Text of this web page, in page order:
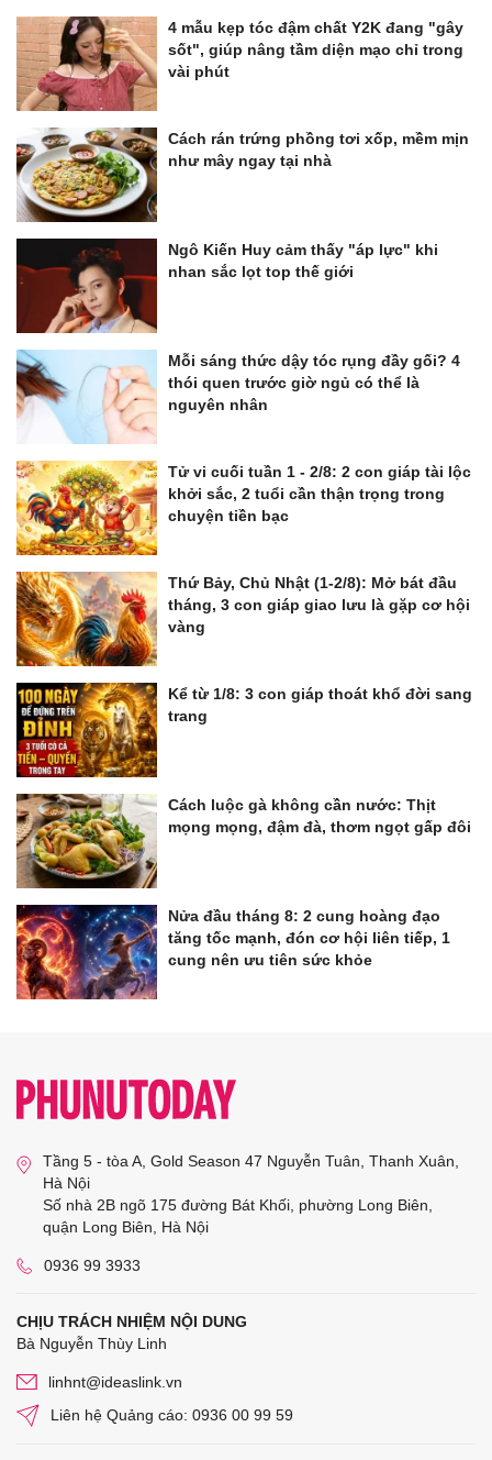
4 mẫu kẹp tóc đậm chất Y2K đang "gây
sốt", giúp nâng tầm diện mạo chỉ trong
vài phút
Cách rán trứng phồng tơi xốp, mềm mịn
như mây ngay tại nhà
Ngô Kiến Huy cảm thấy "áp lực" khi
nhan sắc lọt top thế giới
Mỗi sáng thức dậy tóc rụng đầy gối? 4
thói quen trước giờ ngủ có thể là
nguyên nhân
Tử vi cuối tuần 1 - 2/8: 2 con giáp tài lộc
khởi sắc, 2 tuổi cần thận trọng trong
chuyện tiền bạc
Thứ Bảy, Chủ Nhật (1-2/8): Mở bát đầu
tháng, 3 con giáp giao lưu là gặp cơ hội
vàng
Kể từ 1/8: 3 con giáp thoát khổ đời sang
trang
Cách luộc gà không cần nước: Thịt
mọng mọng, đậm đà, thơm ngọt gấp đôi
Nửa đầu tháng 8: 2 cung hoàng đạo
tăng tốc mạnh, đón cơ hội liên tiếp, 1
cung nên ưu tiên sức khỏe
Tầng 5 - tòa A, Gold Season 47 Nguyễn Tuân, Thanh Xuân,
Hà Nội
Số nhà 2B ngõ 175 đường Bát Khối, phường Long Biên,
quận Long Biên, Hà Nội
0936 99 3933
CHỊU TRÁCH NHIỆM NỘI DUNG
Bà Nguyễn Thùy Linh
linhnt@ideaslink.vn
Liên hệ Quảng cáo: 0936 00 99 59